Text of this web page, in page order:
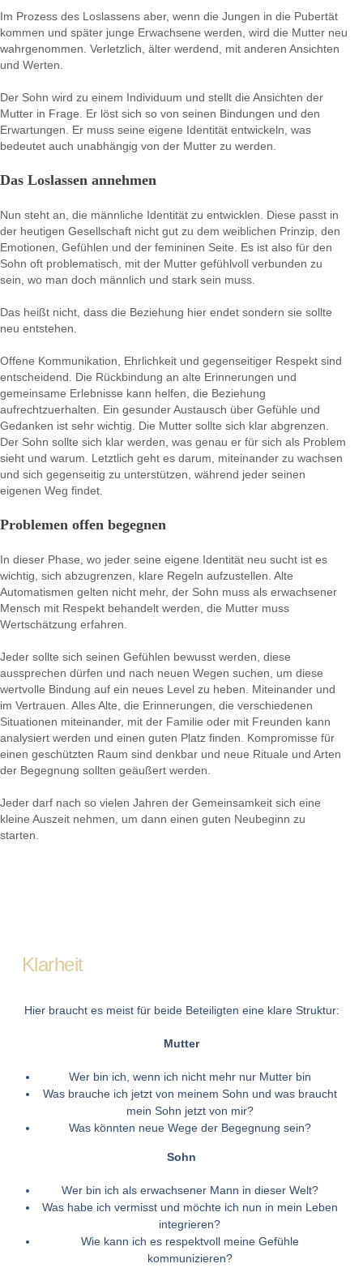
Im Prozess des Loslassens aber, wenn die Jungen in die Pubertät
kommen und später junge Erwachsene werden, wird die Mutter neu
wahrgenommen. Verletzlich, älter werdend, mit anderen Ansichten
und Werten.
Der Sohn wird zu einem Individuum und stellt die Ansichten der
Mutter in Frage. Er löst sich so von seinen Bindungen und den
Erwartungen. Er muss seine eigene Identität entwickeln, was
bedeutet auch unabhängig von der Mutter zu werden.
Das Loslassen annehmen
Nun steht an, die männliche Identität zu entwicklen. Diese passt in
der heutigen Gesellschaft nicht gut zu dem weiblichen Prinzip, den
Emotionen, Gefühlen und der femininen Seite. Es ist also für den
Sohn oft problematisch, mit der Mutter gefühlvoll verbunden zu
sein, wo man doch männlich und stark sein muss.
Das heißt nicht, dass die Beziehung hier endet sondern sie sollte
neu entstehen.
Offene Kommunikation, Ehrlichkeit und gegenseitiger Respekt sind
entscheidend. Die Rückbindung an alte Erinnerungen und
gemeinsame Erlebnisse kann helfen, die Beziehung
aufrechtzuerhalten. Ein gesunder Austausch über Gefühle und
Gedanken ist sehr wichtig. Die Mutter sollte sich klar abgrenzen.
Der Sohn sollte sich klar werden, was genau er für sich als Problem
sieht und warum. Letztlich geht es darum, miteinander zu wachsen
und sich gegenseitig zu unterstützen, während jeder seinen
eigenen Weg findet.
Problemen offen begegnen
In dieser Phase, wo jeder seine eigene Identität neu sucht ist es
wichtig, sich abzugrenzen, klare Regeln aufzustellen. Alte
Automatismen gelten nicht mehr, der Sohn muss als erwachsener
Mensch mit Respekt behandelt werden, die Mutter muss
Wertschätzung erfahren.
Jeder sollte sich seinen Gefühlen bewusst werden, diese
aussprechen dürfen und nach neuen Wegen suchen, um diese
wertvolle Bindung auf ein neues Level zu heben. Miteinander und
im Vertrauen. Alles Alte, die Erinnerungen, die verschiedenen
Situationen miteinander, mit der Familie oder mit Freunden kann
analysiert werden und einen guten Platz finden. Kompromisse für
einen geschützten Raum sind denkbar und neue Rituale und Arten
der Begegnung sollten geäußert werden.
Jeder darf nach so vielen Jahren der Gemeinsamkeit sich eine
kleine Auszeit nehmen, um dann einen guten Neubeginn zu
starten.
Klarheit
Hier braucht es meist für beide Beteiligten eine klare Struktur:
Mutter
Wer bin ich, wenn ich nicht mehr nur Mutter bin
Was brauche ich jetzt von meinem Sohn und was braucht
mein Sohn jetzt von mir?
Was könnten neue Wege der Begegnung sein?
Sohn
Wer bin ich als erwachsener Mann in dieser Welt?
Was habe ich vermisst und möchte ich nun in mein Leben
integrieren?
Wie kann ich es respektvoll meine Gefühle
kommunizieren?